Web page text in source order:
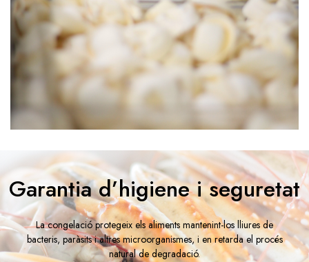
Garantia d’higiene i seguretat
La congelació protegeix els aliments mantenint-los lliures de
bacteris, paràsits i altres microorganismes, i en retarda el procés
natural de degradació.